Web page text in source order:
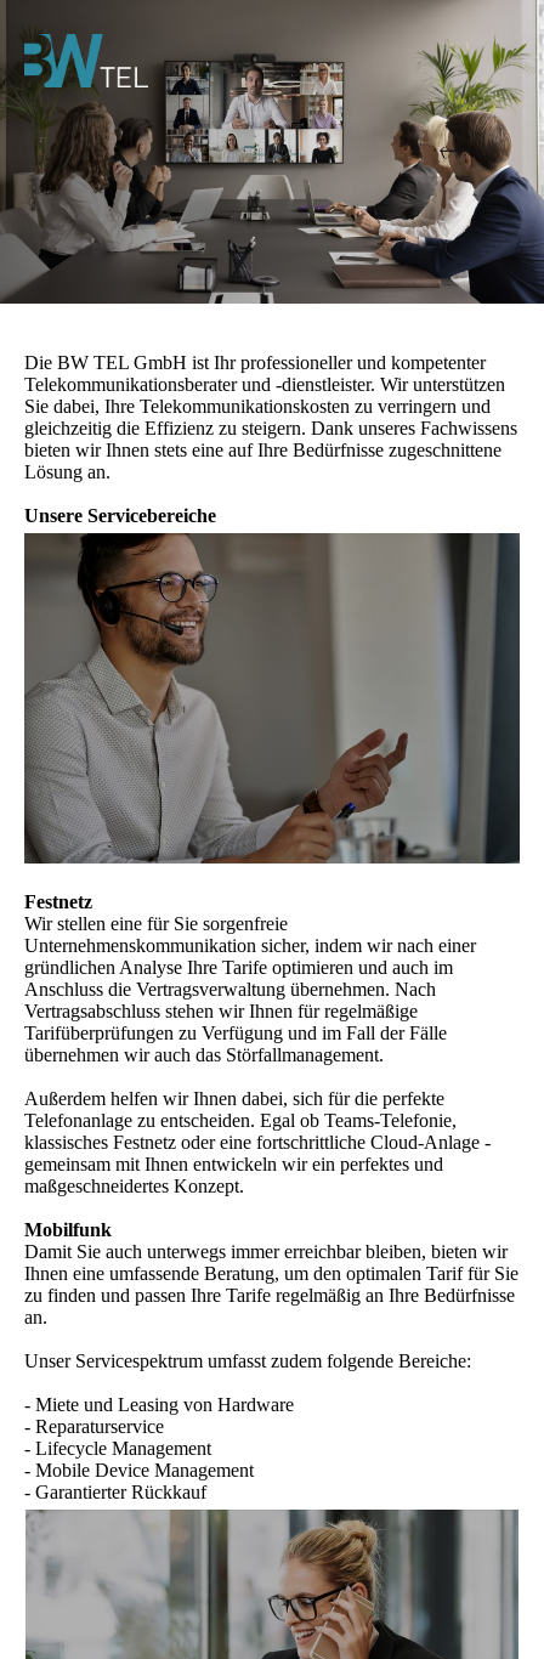
Die BW TEL GmbH ist Ihr professioneller und kompetenter
Telekommunikationsberater und -dienstleister. Wir unterstützen
Sie dabei, Ihre Telekommunikationskosten zu verringern und
gleichzeitig die Effizienz zu steigern. Dank unseres Fachwissens
bieten wir Ihnen stets eine auf Ihre Bedürfnisse zugeschnittene
Lösung an.
Unsere Servicebereiche
Festnetz
Wir stellen eine für Sie sorgenfreie
Unternehmenskommunikation sicher, indem wir nach einer
gründlichen Analyse Ihre Tarife optimieren und auch im
Anschluss die Vertragsverwaltung übernehmen. Nach
Vertragsabschluss stehen wir Ihnen für regelmäßige
Tarifüberprüfungen zu Verfügung und im Fall der Fälle
übernehmen wir auch das Störfallmanagement.
Außerdem helfen wir Ihnen dabei, sich für die perfekte
Telefonanlage zu entscheiden. Egal ob Teams-Telefonie,
klassisches Festnetz oder eine fortschrittliche Cloud-Anlage -
gemeinsam mit Ihnen entwickeln wir ein perfektes und
maßgeschneidertes Konzept.
Mobilfunk
Damit Sie auch unterwegs immer erreichbar bleiben, bieten wir
Ihnen eine umfassende Beratung, um den optimalen Tarif für Sie
zu finden und passen Ihre Tarife regelmäßig an Ihre Bedürfnisse
an.
Unser Servicespektrum umfasst zudem folgende Bereiche:
- Miete und Leasing von Hardware
- Reparaturservice
- Lifecycle Management
- Mobile Device Management
- Garantierter Rückkauf